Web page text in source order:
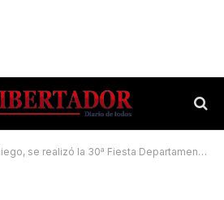
realizó la 30ª Fiesta Departamental de la Citricultura